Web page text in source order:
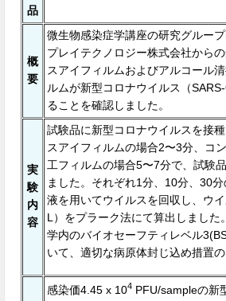
品
概
要
微生物感染症学講座の研究グルー
プレイテクノロジー株式会社から
スアイフィルムおよびアルコール
ルムが新型コロナウイルス（
ることを確認しました。
実
験
内
容
試験品に新型コロナウイルスを接
スアイフィルムの場合2〜3分、コ
⼯フィルムの場合5〜7分で、試験
ました。それぞれ1分、10分、30
液を用いてウイルスを回収し、ウ
L）をプラーク法にて算出しました
学内のバイオセーフティレベル
いて、適切な病原体封じ込め措置の
感染価4.45 x 104 PFU/sampleの新